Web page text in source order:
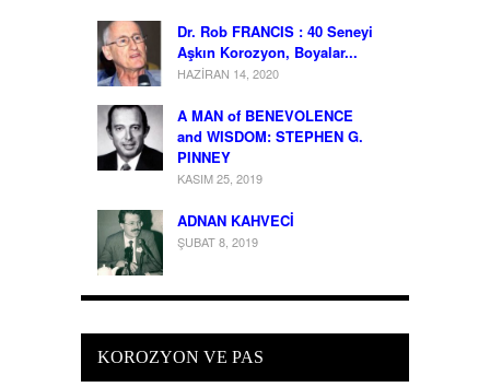
Dr. Rob FRANCIS : 40 Seneyi
Aşkın Korozyon, Boyalar...
HAZIRAN 14, 2020
A MAN of BENEVOLENCE
and WISDOM: STEPHEN G.
PINNEY
KASIM 25, 2019
ADNAN KAHVECİ
ŞUBAT 8, 2019
KOROZYON VE PAS